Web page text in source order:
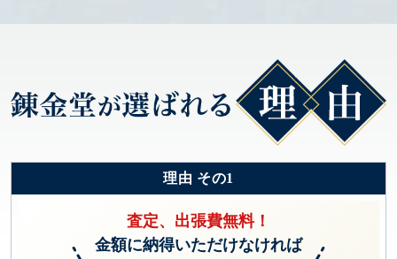
理由 その1
査定、出張費無料！
金額に納得いただけなければ